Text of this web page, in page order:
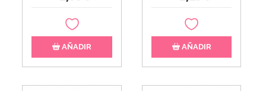
AÑADIR AÑADIR